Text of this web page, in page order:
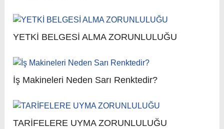
YETKİ BELGESİ ALMA ZORUNLULUĞU
İş Makineleri Neden Sarı Renktedir?
TARİFELERE UYMA ZORUNLULUĞU